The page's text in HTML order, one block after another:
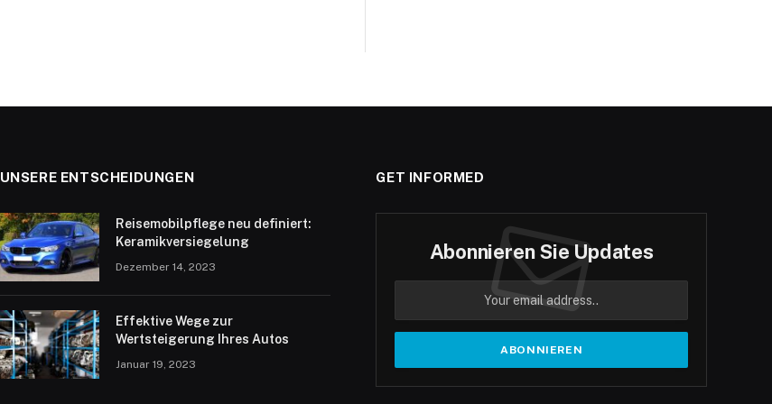
UNSERE ENTSCHEIDUNGEN
Reisemobilpflege neu definiert:
Keramikversiegelung
Dezember 14, 2023
Effektive Wege zur
Wertsteigerung Ihres Autos
Januar 19, 2023
GET INFORMED
Abonnieren Sie Updates